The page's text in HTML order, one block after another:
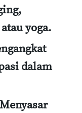
yoga.
dalam
Menyasar